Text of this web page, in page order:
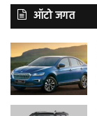
ऑटो जगत